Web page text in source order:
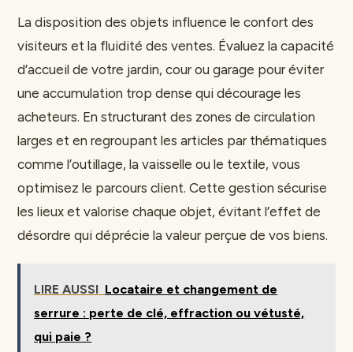
La disposition des objets influence le confort des
visiteurs et la fluidité des ventes. Évaluez la capacité
d’accueil de votre jardin, cour ou garage pour éviter
une accumulation trop dense qui décourage les
acheteurs. En structurant des zones de circulation
larges et en regroupant les articles par thématiques
comme l’outillage, la vaisselle ou le textile, vous
optimisez le parcours client. Cette gestion sécurise
les lieux et valorise chaque objet, évitant l’effet de
désordre qui déprécie la valeur perçue de vos biens.
LIRE AUSSI Locataire et changement de
serrure : perte de clé, effraction ou vétusté,
qui paie ?